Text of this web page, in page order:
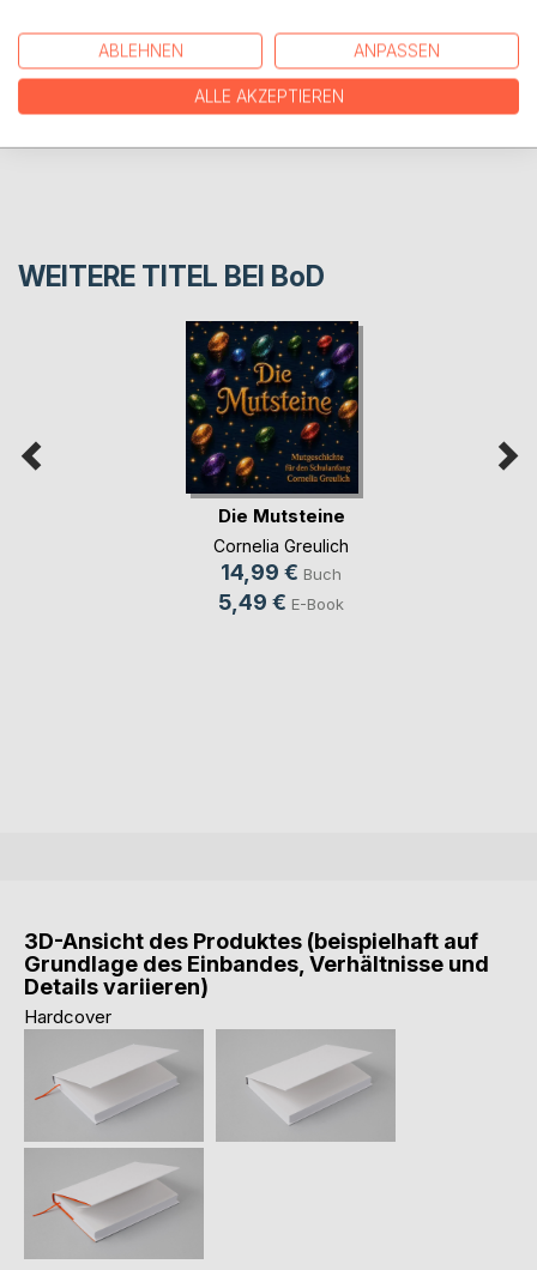
PRESSESTIMMEN
REZENSIONEN
WEITERE TITEL BEI BoD
Die Mutsteine
Cornelia Greulich
14,99 € Buch
5,49 € E-Book
3D-Ansicht des Produktes (beispielhaft auf
Grundlage des Einbandes, Verhältnisse und
Details variieren)
Hardcover
ABLEHNEN ANPASSEN
ALLE AKZEPTIEREN